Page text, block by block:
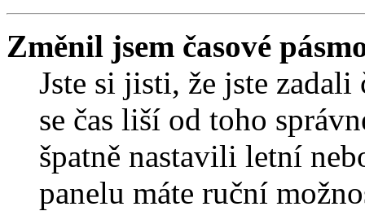
Změnil jsem časové
Jste si jisti, že jste zadali
se čas liší od toho
špatně nastavili letní
panelu máte ruční